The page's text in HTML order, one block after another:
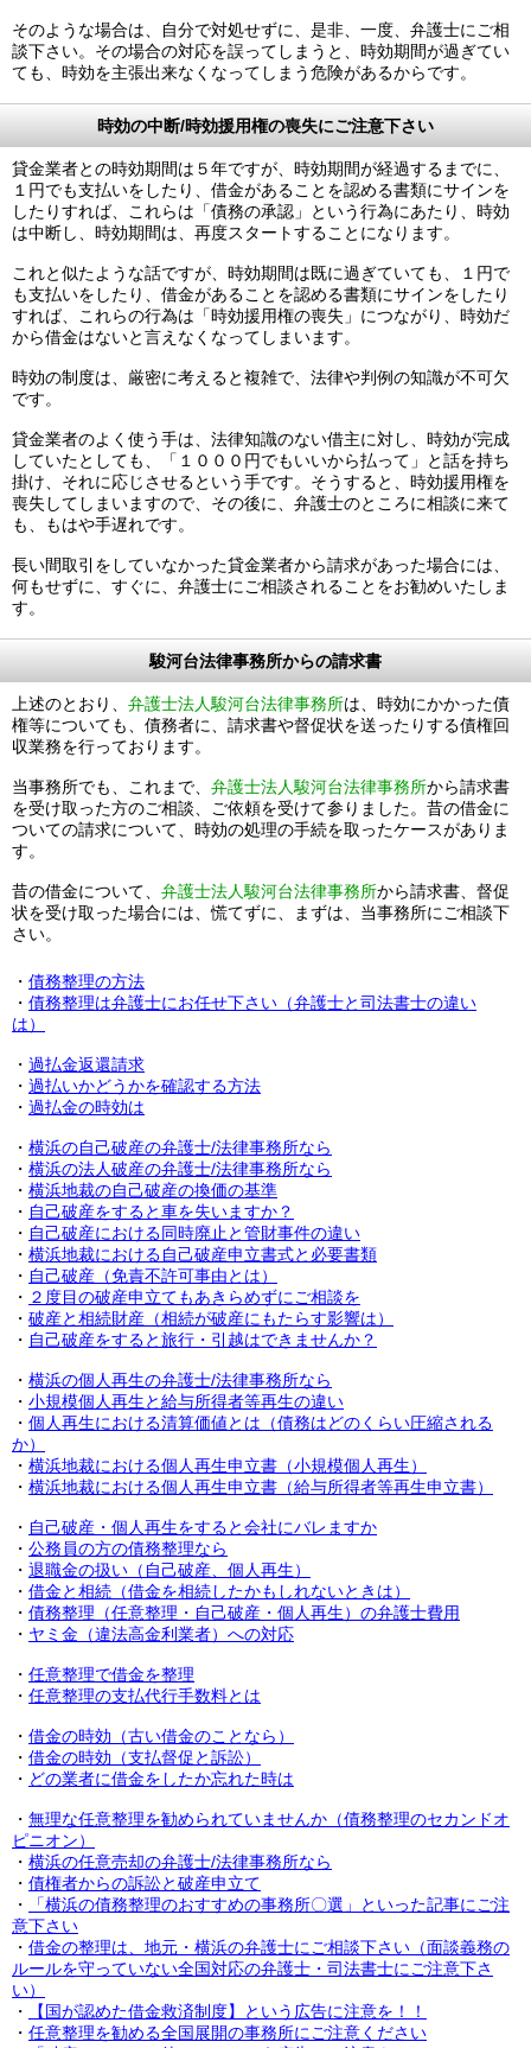
そのような場合は、自分で対処せずに、是非、一度、弁護士にご相
談下さい。その場合の対応を誤ってしまうと、時効期間が過ぎてい
ても、時効を主張出来なくなってしまう危険があるからです。
時効の中断/時効援用権の喪失にご注意下さい
貸金業者との時効期間は５年ですが、時効期間が経過するまでに、
１円でも支払いをしたり、借金があることを認める書類にサインを
したりすれば、これらは「債務の承認」という行為にあたり、時効
は中断し、時効期間は、再度スタートすることになります。
これと似たような話ですが、時効期間は既に過ぎていても、１円で
も支払いをしたり、借金があることを認める書類にサインをしたり
すれば、これらの行為は「時効援用権の喪失」につながり、時効だ
から借金はないと言えなくなってしまいます。
時効の制度は、厳密に考えると複雑で、法律や判例の知識が不可欠
です。
貸金業者のよく使う手は、法律知識のない借主に対し、時効が完成
していたとしても、「１０００円でもいいから払って」と話を持ち
掛け、それに応じさせるという手です。そうすると、時効援用権を
喪失してしまいますので、その後に、弁護士のところに相談に来て
も、もはや手遅れです。
長い間取引をしていなかった貸金業者から請求があった場合には、
何もせずに、すぐに、弁護士にご相談されることをお勧めいたしま
す。
駿河台法律事務所からの請求書
上述のとおり、 弁護士法人駿河台法律事務所は、時効にかかった債
権等についても、債務者に、請求書や督促状を送ったりする債権回
収業務を行っております。
当事務所でも、これまで、 弁護士法人駿河台法律事務所から請求書
を受け取った方のご相談、ご依頼を受けて参りました。昔の借金に
ついての請求について、時効の処理の手続を取ったケースがありま
す。
昔の借金について、 弁護士法人駿河台法律事務所から請求書、督促
状を受け取った場合には、慌てずに、まずは、当事務所にご相談下
さい。
・ 債務整理の方法
・ 債務整理は弁護士にお任せ下さい（弁護士と司法書士の違い
は）
・ 過払金返還請求
・ 過払いかどうかを確認する方法
・ 過払金の時効は
・ 横浜の自己破産の弁護士/法律事務所なら
・ 横浜の法人破産の弁護士/法律事務所なら
・ 横浜地裁の自己破産の換価の基準
・ 自己破産をすると車を失いますか？
・ 自己破産における同時廃止と管財事件の違い
・ 横浜地裁における自己破産申立書式と必要書類
・ 自己破産（免責不許可事由とは）
・ ２度目の破産申立てもあきらめずにご相談を
・ 破産と相続財産（相続が破産にもたらす影響は）
・ 自己破産をすると旅行・引越はできませんか？
・ 横浜の個人再生の弁護士/法律事務所なら
・ 小規模個人再生と給与所得者等再生の違い
・ 個人再生における清算価値とは（債務はどのくらい圧縮される
か）
・ 横浜地裁における個人再生申立書（小規模個人再生）
・ 横浜地裁における個人再生申立書（給与所得者等再生申立書）
・ 自己破産・個人再生をすると会社にバレますか
・ 公務員の方の債務整理なら
・ 退職金の扱い（自己破産、個人再生）
・ 借金と相続（借金を相続したかもしれないときは）
・ 債務整理（任意整理・自己破産・個人再生）の弁護士費用
・ ヤミ金（違法高金利業者）への対応
・ 任意整理で借金を整理
・ 任意整理の支払代行手数料とは
・ 借金の時効（古い借金のことなら）
・ 借金の時効（支払督促と訴訟）
・ どの業者に借金をしたか忘れた時は
・ 無理な任意整理を勧められていませんか（債務整理のセカンドオ
ピニオン）
・ 横浜の任意売却の弁護士/法律事務所なら
・ 債権者からの訴訟と破産申立て
・
「横浜の債務整理のおすすめの事務所〇選」といった記事にご注
意下さい
・ 借金の整理は、地元・横浜の弁護士にご相談下さい（面談義務の
ルールを守っていない全国対応の弁護士・司法書士にご注意下さ
い）
・
【国が認めた借金救済制度】という広告に注意を！！
・ 任意整理を勧める全国展開の事務所にご注意ください